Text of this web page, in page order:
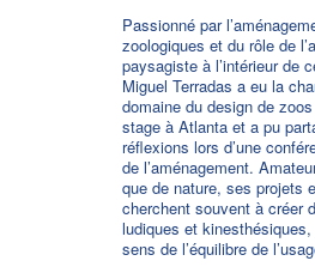
Passionné par
zoologiques et du rôle de
paysagiste à l’intérieur de
Miguel Terradas a eu la
domaine du design de
stage à Atlanta et a pu
réflexions lors d’une
de l’aménagement.
que de nature, ses projets
cherchent souvent à créer
ludiques et
sens de l’équilibre de